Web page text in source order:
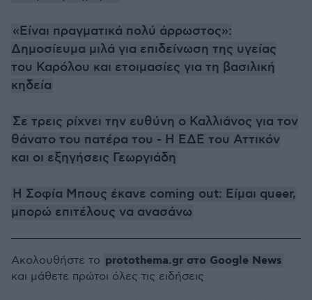
«Είναι πραγματικά πολύ άρρωστος»:
Δημοσίευμα μιλά για επιδείνωση της υγείας
του Καρόλου και ετοιμασίες για τη βασιλική
κηδεία
Σε τρεις ρίχνει την ευθύνη ο Καλλιάνος για τον
θάνατο του πατέρα του - Η ΕΔΕ του Αττικόν
και οι εξηγήσεις Γεωργιάδη
H Σοφία Μπους έκανε coming out: Είμαι queer,
μπορώ επιτέλους να ανασάνω
Ακολουθήστε το protothema.gr στο Google News
και μάθετε πρώτοι όλες τις ειδήσεις